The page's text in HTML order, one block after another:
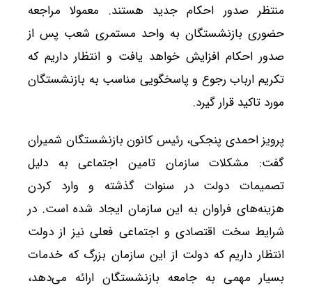
منتظر صدور احکام جدید هستند. معمولا مراجعه
حضوری بازنشستگان به واحد مستمری شعب پس از
صدور احکام افزایش خواهد یافت و انتظار داریم که
تکریم ارباب رجوع و پاسخگویی مناسب به بازنشستگان
مورد تاکید قرار گیرد.
پرویز احمدی پنجکی، رئیس کانون بازنشستگان شمیران
گفت: مشکلات سازمان تامین اجتماعی به دلیل
تصمیمات دولت در سنوات گذشته و وارد کردن
هزینه‌های فراوان به این سازمان ایجاد شده است. در
شرایط سخت اقتصادی و اجتماعی فعلی نیز از دولت
انتظار داریم که دولت از این سازمان بزرگ که خدمات
بسیار مهمی به جامعه بازنشستگان ارائه می‌دهد،